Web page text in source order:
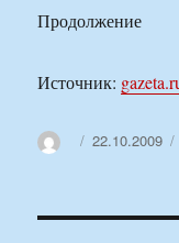
Продолжение
Источник:
Автор22.10.2009